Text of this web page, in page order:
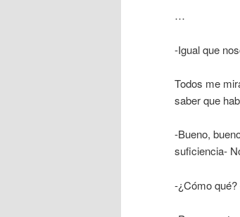
…
-Igual que
Todos me
saber que
-Bueno,
suficiencia-
-¿Cómo